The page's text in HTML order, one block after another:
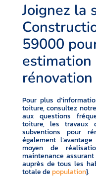
Joignez la
59000
estimation
rénovation
Pour plus
toiture, consultez
aux questions
toiture, les travaux
subventions pour
également
moyen de
maintenance
auprès de tous les
totale depopulation}.